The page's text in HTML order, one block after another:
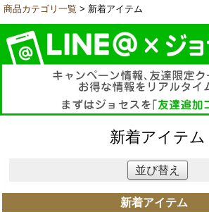
商品カテゴリ一覧 > 新着アイテム
新着アイテム
並び替え
新着アイテム